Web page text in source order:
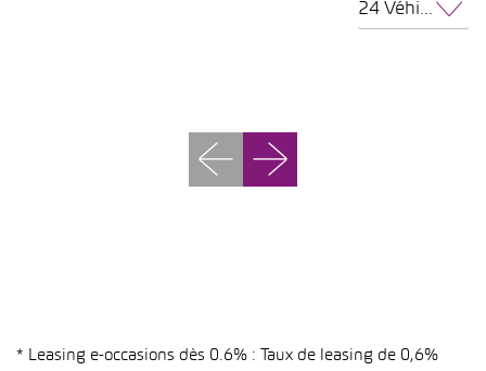
24 Véhicules par page
* Leasing e-occasions dès 0.6% : Taux de leasing de 0,6%